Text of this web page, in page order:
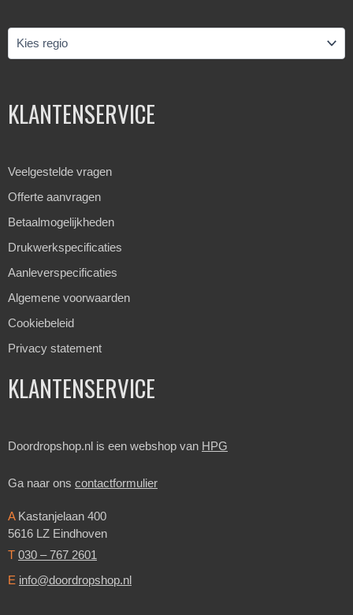
KLANTENSERVICE
Veelgestelde vragen
Offerte aanvragen
Betaalmogelijkheden
Drukwerkspecificaties
Aanleverspecificaties
Algemene voorwaarden
Cookiebeleid
Privacy statement
KLANTENSERVICE
Doordropshop.nl is een webshop van HPG
Ga naar ons contactformulier
AKastanjelaan 400
5616 LZ Eindhoven
T 030 – 767 2601
E info@doordropshop.nl